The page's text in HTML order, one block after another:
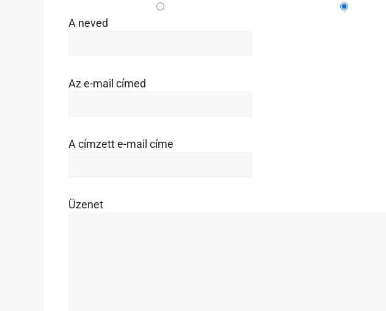
A neved
Az e-mail címed
A címzett e-mail címe
Üzenet